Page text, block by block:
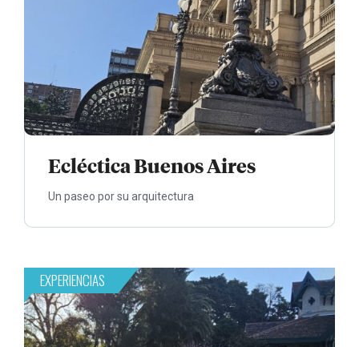
Ecléctica Buenos Aires
Un paseo por su arquitectura
EXPERIENCIAS